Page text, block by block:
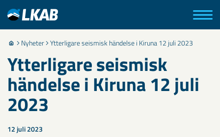
Nyheter Ytterligare seismisk händelse i Kiruna 12 juli 2023
Ytterligare seismisk
händelse i Kiruna 12 juli
2023
12 juli 2023